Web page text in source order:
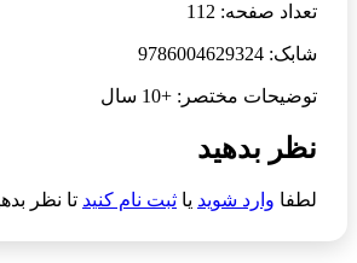
تعداد صفحه: 112
شابک: 9786004629324
توضیحات مختصر: +10 سال
نظر بدهید
لطفا وارد شوید یا ثبت نام کنید تا نظر